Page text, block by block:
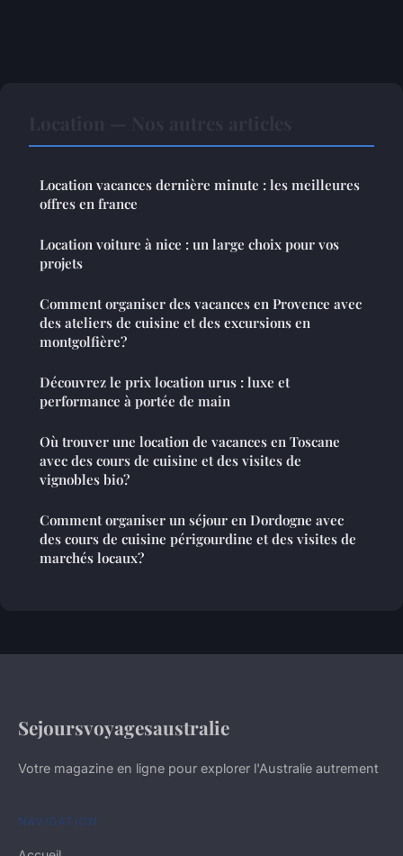
Location vacances dernière minute : les meilleures
offres en france
Location voiture à nice : un large choix pour vos
projets
Comment organiser des vacances en Provence avec
des ateliers de cuisine et des excursions en
montgolfière?
Découvrez le prix location urus : luxe et
performance à portée de main
Où trouver une location de vacances en Toscane
avec des cours de cuisine et des visites de
vignobles bio?
Comment organiser un séjour en Dordogne avec
des cours de cuisine périgourdine et des visites de
marchés locaux?
Sejoursvoyagesaustralie
Votre magazine en ligne pour explorer l'Australie autrement
NAVIGATION